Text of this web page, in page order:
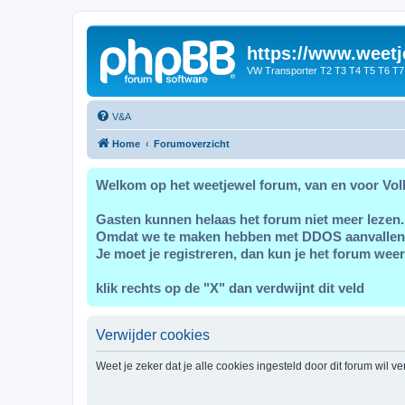
https://
VW Transporter T2 T3 T4 T5 T6
V&A
Home Forumoverzicht
Welkom op het weetjewel forum, van en voor
Gasten kunnen helaas het forum niet meer lezen.
Omdat we te maken hebben met DDOS
Je moet je registreren, dan kun je het forum
klik rechts op de "X" dan verdwijnt dit veld
Verwijder cookies
Weet je zeker dat je alle cookies ingesteld door dit forum wil